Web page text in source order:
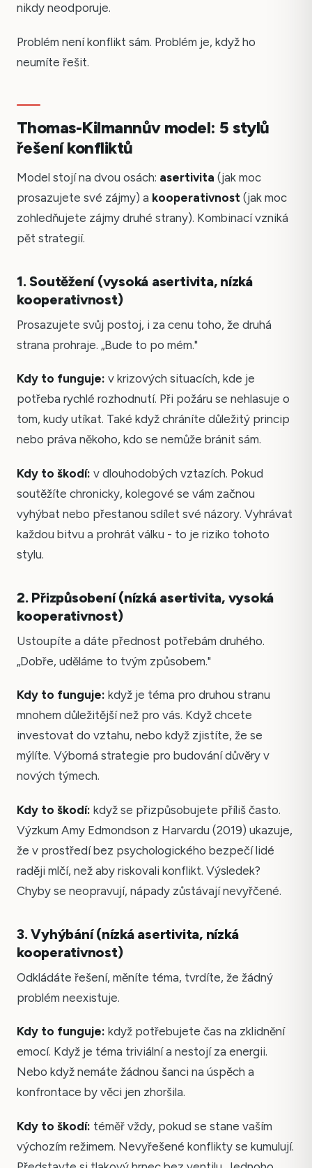
nikdy neodporuje.
Problém není konflikt sám. Problém je, když ho
neumíte řešit.
Thomas-Kilmannův model: 5 stylů
řešení konfliktů
Model stojí na dvou osách: asertivita (jak moc
prosazujete své zájmy) a kooperativnost (jak moc
zohledňujete zájmy druhé strany). Kombinací vzniká
pět strategií.
1. Soutěžení (vysoká asertivita, nízká
kooperativnost)
Prosazujete svůj postoj, i za cenu toho, že druhá
strana prohraje. „Bude to po mém."
Kdy to funguje: v krizových situacích, kde je
potřeba rychlé rozhodnutí. Při požáru se nehlasuje o
tom, kudy utíkat. Také když chráníte důležitý princip
nebo práva někoho, kdo se nemůže bránit sám.
Kdy to škodí: v dlouhodobých vztazích. Pokud
soutěžíte chronicky, kolegové se vám začnou
vyhýbat nebo přestanou sdílet své názory. Vyhrávat
každou bitvu a prohrát válku - to je riziko tohoto
stylu.
2. Přizpůsobení (nízká asertivita, vysoká
kooperativnost)
Ustoupíte a dáte přednost potřebám druhého.
„Dobře, uděláme to tvým způsobem."
Kdy to funguje: když je téma pro druhou stranu
mnohem důležitější než pro vás. Když chcete
investovat do vztahu, nebo když zjistíte, že se
mýlíte. Výborná strategie pro budování důvěry v
nových týmech.
Kdy to škodí: když se přizpůsobujete příliš často.
Výzkum Amy Edmondson z Harvardu (2019) ukazuje,
že v prostředí bez psychologického bezpečí lidé
raději mlčí, než aby riskovali konflikt. Výsledek?
Chyby se neopravují, nápady zůstávají nevyřčené.
3. Vyhýbání (nízká asertivita, nízká
kooperativnost)
Odkládáte řešení, měníte téma, tvrdíte, že žádný
problém neexistuje.
Kdy to funguje: když potřebujete čas na zklidnění
emocí. Když je téma triviální a nestojí za energii.
Nebo když nemáte žádnou šanci na úspěch a
konfrontace by věci jen zhoršila.
Kdy to škodí: téměř vždy, pokud se stane vaším
výchozím režimem. Nevyřešené konflikty se kumulují.